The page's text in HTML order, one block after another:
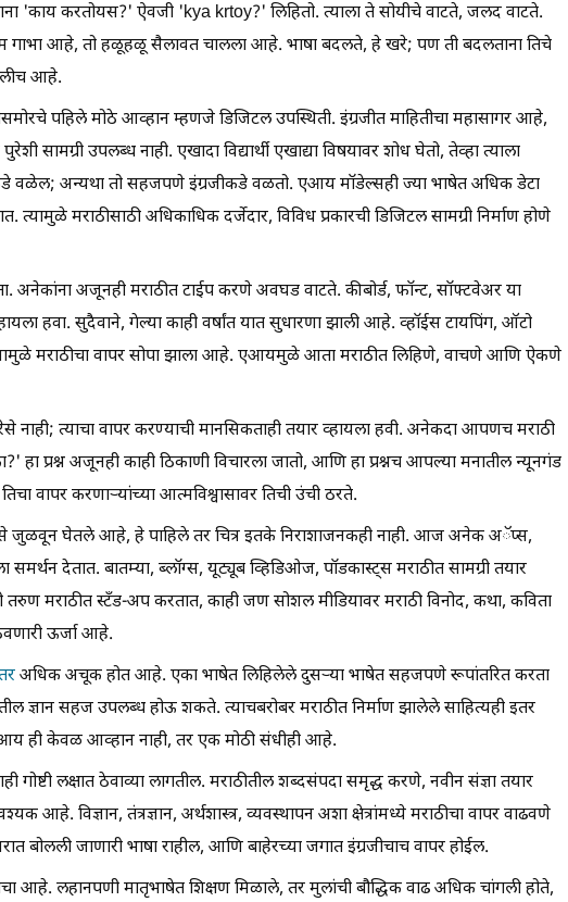
'काय करतोयस?' ऐवजी 'kya krtoy?' लिहितो. त्याला ते सोयीचे वाटते, जलद वाटते.
गाभा आहे, तो हळूहळू सैलावत चालला आहे. भाषा बदलते, हे खरे; पण ती बदलताना तिचे
आहे.
पहिले मोठे आव्हान म्हणजे डिजिटल उपस्थिती. इंग्रजीत माहितीचा महासागर आहे,
सामग्री उपलब्ध नाही. एखादा विद्यार्थी एखाद्या विषयावर शोध घेतो, तेव्हा त्याला
वळेल; अन्यथा तो सहजपणे इंग्रजीकडे वळतो. एआय मॉडेल्सही ज्या भाषेत अधिक डेटा
त्यामुळे मराठीसाठी अधिकाधिक दर्जेदार, विविध प्रकारची डिजिटल सामग्री निर्माण होणे
अनेकांना अजूनही मराठीत टाईप करणे अवघड वाटते. कीबोर्ड, फॉन्ट, सॉफ्टवेअर या
हवा. सुदैवाने, गेल्या काही वर्षांत यात सुधारणा झाली आहे. व्हॉईस टायपिंग, ऑटो
मराठीचा वापर सोपा झाला आहे. एआयमुळे आता मराठीत लिहिणे, वाचणे आणि ऐकणे
त्याचा वापर करण्याची मानसिकताही तयार व्हायला हवी. अनेकदा आपणच मराठी
हा प्रश्न अजूनही काही ठिकाणी विचारला जातो, आणि हा प्रश्नच आपल्या मनातील न्यूनगंड
वापर करणाऱ्यांच्या आत्मविश्वासावर तिची उंची ठरते.
जुळवून घेतले आहे, हे पाहिले तर चित्र इतके निराशाजनकही नाही. आज अनेक अॅप्स,
देतात. बातम्या, ब्लॉग्स, यूट्यूब व्हिडिओज, पॉडकास्ट्स मराठीत सामग्री तयार
मराठीत स्टँड-अप करतात, काही जण सोशल मीडियावर मराठी विनोद, कथा, कविता
ऊर्जा आहे.
अधिक अचूक होत आहे. एका भाषेत लिहिलेले दुसऱ्या भाषेत सहजपणे रूपांतरित करता
ज्ञान सहज उपलब्ध होऊ शकते. त्याचबरोबर मराठीत निर्माण झालेले साहित्यही इतर
ही केवळ आव्हान नाही, तर एक मोठी संधीही आहे.
गोष्टी लक्षात ठेवाव्या लागतील. मराठीतील शब्दसंपदा समृद्ध करणे, नवीन संज्ञा तयार
विज्ञान, तंत्रज्ञान, अर्थशास्त्र, व्यवस्थापन अशा क्षेत्रांमध्ये मराठीचा वापर वाढवणे
जाणारी भाषा राहील, आणि बाहेरच्या जगात इंग्रजीचाच वापर होईल.
आहे. लहानपणी मातृभाषेत शिक्षण मिळाले, तर मुलांची बौद्धिक वाढ अधिक चांगली होते,